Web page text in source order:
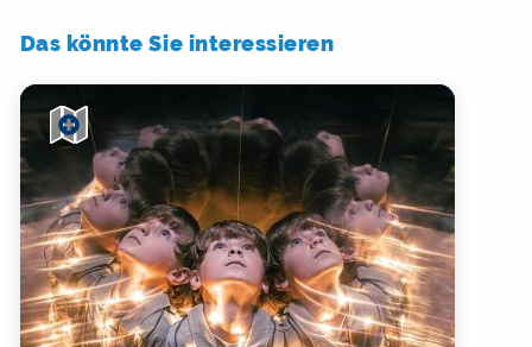
Das könnte Sie interessieren